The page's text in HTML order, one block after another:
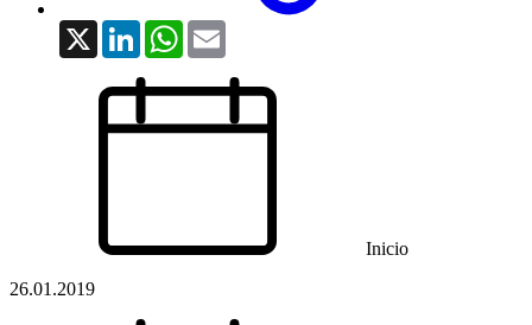
X LinkedInWhatsApp
Inicio
26.01.2019